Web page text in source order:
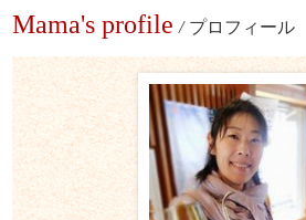
Mama's profile / プロフィール